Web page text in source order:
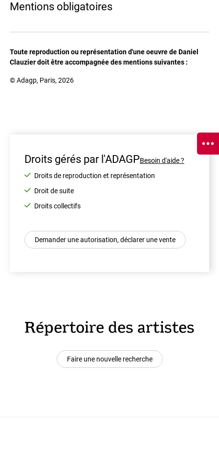
Mentions obligatoires
Toute reproduction ou représentation d'une oeuvre de Daniel
Clauzier doit être accompagnée des mentions suivantes :
© Adagp, Paris, 2026
Droits gérés par l'ADAGPBesoin d'aide ?
Droits de reproduction et représentation
Droit de suite
Droits collectifs
Demander une autorisation, déclarer une vente
Répertoire des artistes
Faire une nouvelle recherche